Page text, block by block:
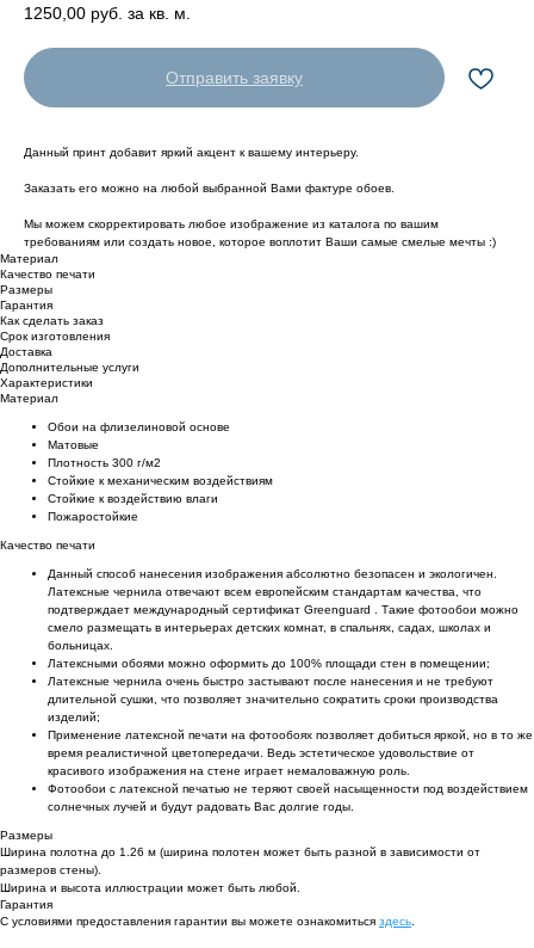
1250,00 руб. за кв. м.
Отправить заявку
Данный принт добавит яркий акцент к вашему интерьеру.
Заказать его можно на любой выбранной Вами фактуре обоев.
Мы можем скорректировать любое изображение из каталога по вашим
требованиям или создать новое, которое воплотит Ваши самые смелые мечты :)
Материал
Качество печати
Размеры
Гарантия
Как сделать заказ
Срок изготовления
Доставка
Дополнительные услуги
Характеристики
Материал
Обои на флизелиновой основе
Матовые
Плотность 300 г/м2
Стойкие к механическим воздействиям
Cтойкие к воздействию влаги
Пожаростойкие
Качество печати
Данный способ нанесения изображения абсолютно безопасен и экологичен.
Латексные чернила отвечают всем европейским стандартам качества, что
подтверждает международный сертификат Greenguard . Такие фотообои можно
смело размещать в интерьерах детских комнат, в спальнях, садах, школах и
больницах.
Латексными обоями можно оформить до 100% площади стен в помещении;
Латексные чернила очень быстро застывают после нанесения и не требуют
длительной сушки, что позволяет значительно сократить сроки производства
изделий;
Применение латексной печати на фотообоях позволяет добиться яркой, но в то же
время реалистичной цветопередачи. Ведь эстетическое удовольствие от
красивого изображения на стене играет немаловажную роль.
Фотообои с латексной печатью не теряют своей насыщенности под воздействием
солнечных лучей и будут радовать Вас долгие годы.
Размеры
Ширина полотна до 1.26 м (ширина полотен может быть разной в зависимости от
размеров стены).
Ширина и высота иллюстрации может быть любой.
Гарантия
С условиями предоставления гарантии вы можете ознакомиться здесь